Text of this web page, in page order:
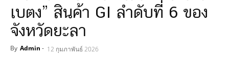
เบตง” สินค้า GI ลำดับที่ 6 ของ
จังหวัดยะลา
By Admin - 12 กุมภาพันธ์ 2026